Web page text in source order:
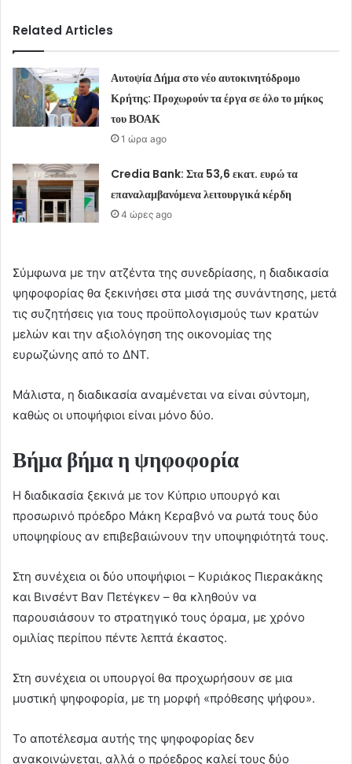
Related Articles
Αυτοψία Δήμα στο νέο αυτοκινητόδρομο
Κρήτης: Προχωρούν τα έργα σε όλο το μήκος
του ΒΟΑΚ
1 ώρα ago
Credia Bank: Στα 53,6 εκατ. ευρώ τα
επαναλαμβανόμενα λειτουργικά κέρδη
4 ώρες ago
Σύμφωνα με την ατζέντα της συνεδρίασης, η διαδικασία
ψηφοφορίας θα ξεκινήσει στα μισά της συνάντησης, μετά
τις συζητήσεις για τους προϋπολογισμούς των κρατών
μελών και την αξιολόγηση της οικονομίας της
ευρωζώνης από το ΔΝΤ.
Μάλιστα, η διαδικασία αναμένεται να είναι σύντομη,
καθώς οι υποψήφιοι είναι μόνο δύο.
Βήμα βήμα η ψηφοφορία
Η διαδικασία ξεκινά με τον Κύπριο υπουργό και
προσωρινό πρόεδρο Μάκη Κεραβνό να ρωτά τους δύο
υποψηφίους αν επιβεβαιώνουν την υποψηφιότητά τους.
Στη συνέχεια οι δύο υποψήφιοι – Κυριάκος Πιερακάκης
και Βινσέντ Βαν Πετέγκεν – θα κληθούν να
παρουσιάσουν το στρατηγικό τους όραμα, με χρόνο
ομιλίας περίπου πέντε λεπτά έκαστος.
Στη συνέχεια οι υπουργοί θα προχωρήσουν σε μια
μυστική ψηφοφορία, με τη μορφή «πρόθεσης ψήφου».
Το αποτέλεσμα αυτής της ψηφοφορίας δεν
ανακοινώνεται, αλλά ο πρόεδρος καλεί τους δύο